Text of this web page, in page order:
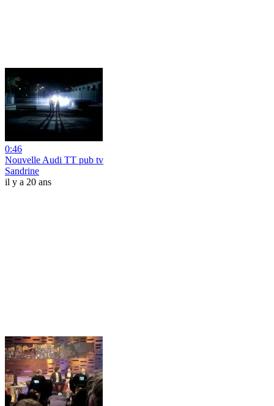
0:46
Nouvelle Audi TT pub tv
Sandrine
il y a 20 ans